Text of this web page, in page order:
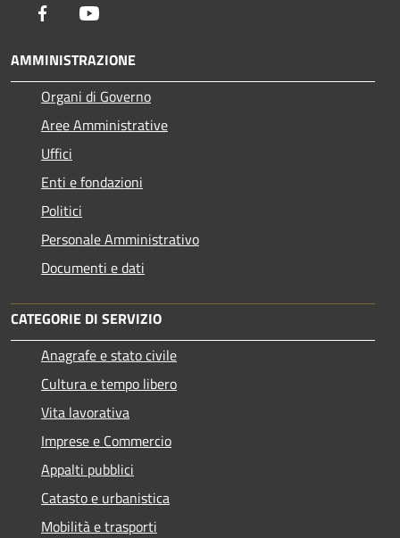
Facebook
AMMINISTRAZIONE
Organi di Governo
Aree Amministrative
Uffici
Enti e fondazioni
Politici
Personale Amministrativo
Documenti e dati
CATEGORIE DI SERVIZIO
Anagrafe e stato civile
Cultura e tempo libero
Vita lavorativa
Imprese e Commercio
Appalti pubblici
Catasto e urbanistica
Mobilità e trasporti